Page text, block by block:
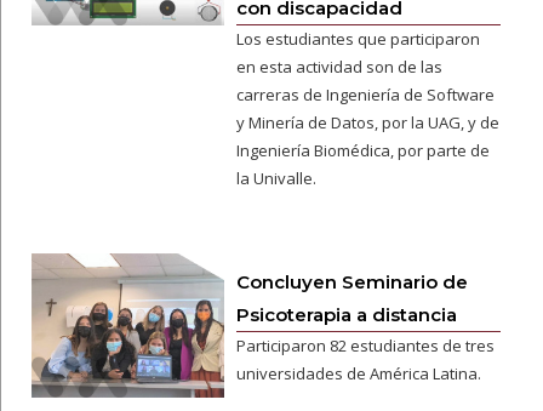
con discapacidad
Los estudiantes que participaron
en esta actividad son de las
carreras de Ingeniería de Software
y Minería de Datos, por la UAG, y de
Ingeniería Biomédica, por parte de
la Univalle.
Concluyen Seminario de
Psicoterapia a distancia
Participaron 82 estudiantes de tres
universidades de América Latina.